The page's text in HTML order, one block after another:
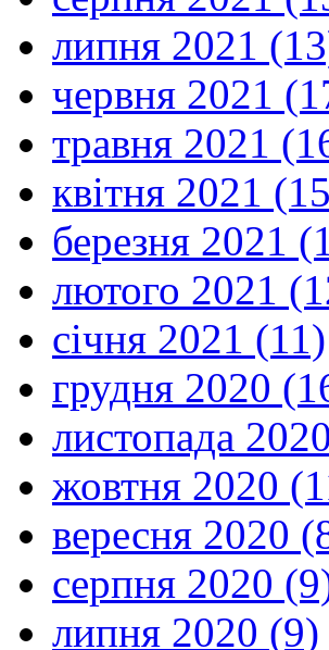
липня 2021
червня 2021
травня 2021
квітня 2021
березня 2021
лютого 2021
січня 2021 (11)
грудня 2020
листопада
жовтня 2020
вересня 2020
серпня 2020
липня 2020 (9)